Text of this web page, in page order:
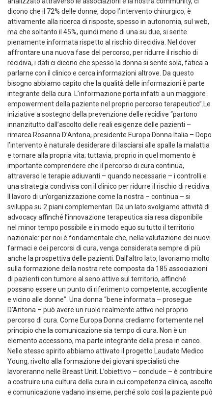
dicono che il 72% delle donne, dopo l’intervento chirurgico, è
attivamente alla ricerca di risposte, spesso in autonomia, sul web,
ma che soltanto il 45%, quindi meno di una su due, si sente
pienamente informata rispetto al rischio di recidiva. Nel dover
affrontare una nuova fase del percorso, per ridurre il rischio di
recidiva, i dati ci dicono che spesso la donna si sente sola, fatica a
parlarne con il clinico e cerca informazioni altrove. Da questo
bisogno abbiamo capito che la qualità delle informazioni è parte
integrante della cura. L’informazione porta infatti a un maggiore
empowerment della paziente nel proprio percorso terapeutico”.Le
iniziative a sostegno della prevenzione delle recidive “partono
innanzitutto dall’ascolto delle reali esigenze delle pazienti –
rimarca Rosanna D’Antona, presidente Europa Donna Italia – Dopo
l’intervento è naturale desiderare di lasciarsi alle spalle la malattia
e tornare alla propria vita; tuttavia, proprio in quel momento è
importante comprendere che il percorso di cura continua,
attraverso le terapie adiuvanti – quando necessarie – i controlli e
una strategia condivisa con il clinico per ridurre il rischio di recidiva.
Il lavoro di un’organizzazione come la nostra – continua – si
sviluppa su 2 piani complementari. Da un lato svolgiamo attività di
advocacy affinché l’innovazione terapeutica sia resa disponibile
nel minor tempo possibile e in modo equo su tutto il territorio
nazionale: per noi è fondamentale che, nella valutazione dei nuovi
farmaci e dei percorsi di cura, venga considerata sempre di più
anche la prospettiva delle pazienti. Dall’altro lato, lavoriamo molto
sulla formazione della nostra rete composta da 185 associazioni
di pazienti con tumore al seno attive sul territorio, affinché
possano essere un punto di riferimento competente, accogliente
e vicino alle donne”. Una donna “bene informata – prosegue
D’Antona – può avere un ruolo realmente attivo nel proprio
percorso di cura. Come Europa Donna crediamo fortemente nel
principio che la comunicazione sia tempo di cura. Non è un
elemento accessorio, ma parte integrante della presa in carico.
Nello stesso spirito abbiamo attivato il progetto Laudato Medico
Young, rivolto alla formazione dei giovani specialisti che
lavoreranno nelle Breast Unit. L’obiettivo – conclude – è contribuire
a costruire una cultura della cura in cui competenza clinica, ascolto
e comunicazione vadano insieme, perché solo così la paziente può